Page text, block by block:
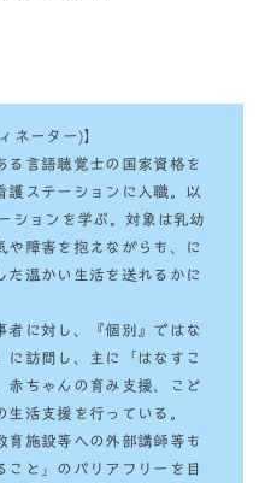
ネーター)】
る言語聴覚士の国家資格を
護ステーションに入職。以
ションを学ぶ。対象は乳幼
や障害を抱えながらも、に
た温かい生活を送れるかに
者に対し、『個別』ではな
に訪問し、主に「はなすこ
赤ちゃんの育み支援、こど
活支援を行っている。
育施設等への外部講師等も
と」のバリアフリーを目